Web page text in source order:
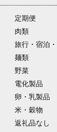
定期便
肉類
旅行・宿泊
麺類
野菜
電化製品
卵・乳製品
米・穀物
返礼品なし